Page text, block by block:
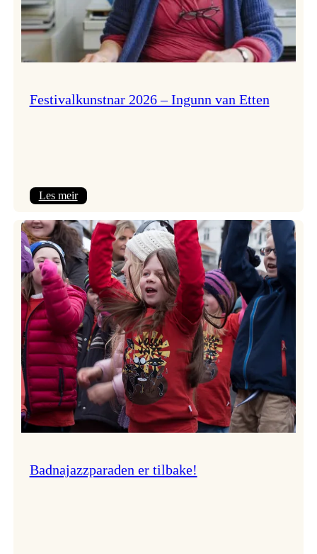
Festivalkunstnar 2026 – Ingunn van Etten
Les meir:
2026
–
Ingunn van Etten
Badnajazzparaden er tilbake!